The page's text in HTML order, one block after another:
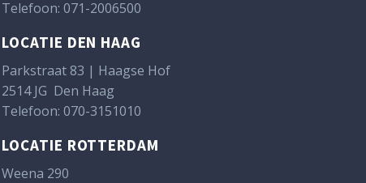
Telefoon: 071-2006500
LOCATIE DEN HAAG
Parkstraat 83 | Haagse Hof
2514 JG Den Haag
Telefoon: 070-3151010
LOCATIE ROTTERDAM
Weena 290